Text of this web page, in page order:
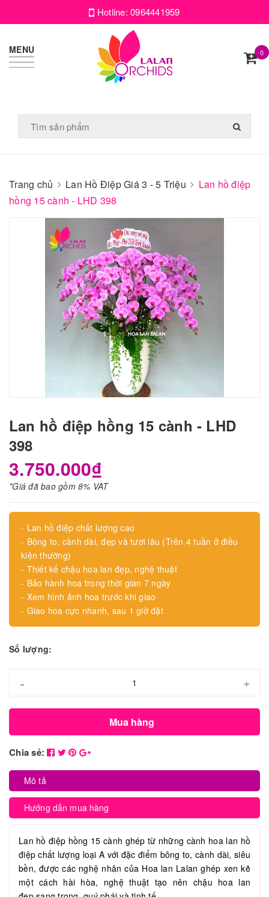
Hotline:0964441959
MENU 0
Trang chủ Lan Hồ Điệp Giá 3 - 5 Triệu
Lan hồ điệp
hồng 15 cành - LHD 398
Lan hồ điệp hồng 15 cành - LHD
398
3.750.000₫
*Giá đã bao gồm 8% VAT
- Lan hồ điệp chất lượng cao
- Bông to, cành dài, đẹp và tươi lâu (Trên 4 tuần ở điều
kiện thường)
- Thiết kế chậu hoa lan đẹp, nghệ thuật
- Bảo hành hoa trong thời gian 7 ngày
- Xem hình ảnh hoa trước khi giao
- Giao hoa cực nhanh, sau 1 giờ đặt
Số lượng:
- +
Mua hàng
Chia sẻ:
Mô tả
Hướng dẫn mua hàng
Lan hồ điệp hồng 15 cành ghép từ những cành hoa lan hồ
điệp chất lượng loại A với đặc điểm bông to, cành dài, siêu
bền, được các nghệ nhân của Hoa lan Lalan ghép xen kẽ
một cách hài hòa, nghệ thuật tạo nên chậu hoa lan